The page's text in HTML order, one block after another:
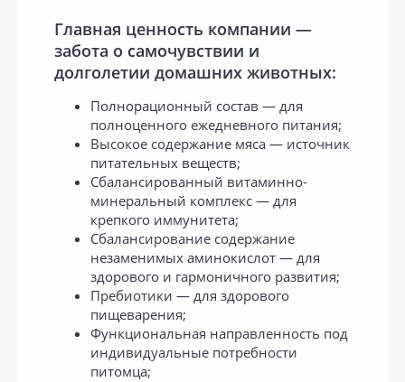
Главная ценность компании —
забота о самочувствии и
долголетии домашних животных:
Полнорационный состав — для
полноценного ежедневного питания;
Высокое содержание мяса — источник
питательных веществ;
Сбалансированный витаминно-
минеральный комплекс — для
крепкого иммунитета;
Сбалансирование содержание
незаменимых аминокислот — для
здорового и гармоничного развития;
Пребиотики — для здорового
пищеварения;
Функциональная направленность под
индивидуальные потребности
питомца;